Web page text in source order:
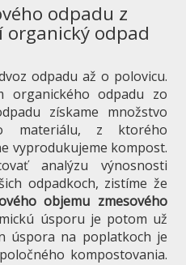
odpadu z
odpad
odpadu až o polovicu.
organického odpadu zo
získame množstvo
materiálu, z ktorého
vyprodukujeme kompost.
analýzu výnosnosti
odpadkoch, zistíme že
objemu zmesového
úsporu je potom už
úspora na poplatkoch je
kompostovania.